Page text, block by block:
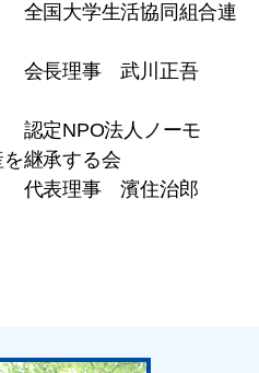
協同組合連
川正吾
人ノーモ
継承する会
住治郎